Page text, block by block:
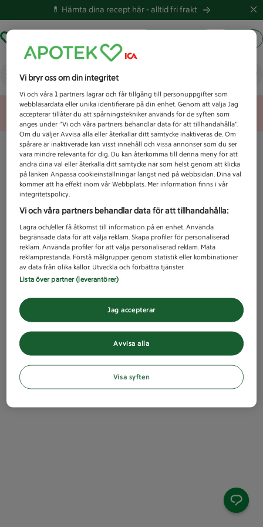
💊 Hämta dina recept här -alltid fri frakt
Vad letar du efter idag?
Unknown error
Vi bryr oss om din integritet
Vi och våra1 partners lagrar och får tillgång till personuppgifter som
webbläsardata eller unika identifierare på din enhet. Genom att välja Jag
accepterar tillåter du att spårningstekniker används för de syften som
anges under ”Vi och våra partners behandlar data för att tillhandahålla”.
Om du väljer Avvisa alla eller återkallar ditt samtycke inaktiveras de. Om
spårare är inaktiverade kan visst innehåll och vissa annonser som du ser
vara mindre relevanta för dig. Du kan återkomma till denna meny för att
ändra dina val eller återkalla ditt samtycke när som helst genom att klicka
på länken Anpassa cookieinställningar längst ned på webbsidan. Dina val
kommer att ha effekt inom vår Webbplats. Mer information finns i vår
integritetspolicy.
Vi och våra partners behandlar data för att tillhandahålla:
Lagra och/eller få åtkomst till information på en enhet. Använda
begränsade data för att välja reklam. Skapa profiler för personaliserad
reklam. Använda profiler för att välja personaliserad reklam. Mäta
reklamprestanda. Förstå målgrupper genom statistik eller kombinationer
av data från olika källor. Utveckla och förbättra tjänster.
Lista över partner (leverantörer)
Avvisa alla
Jag accepterar
Visa syften